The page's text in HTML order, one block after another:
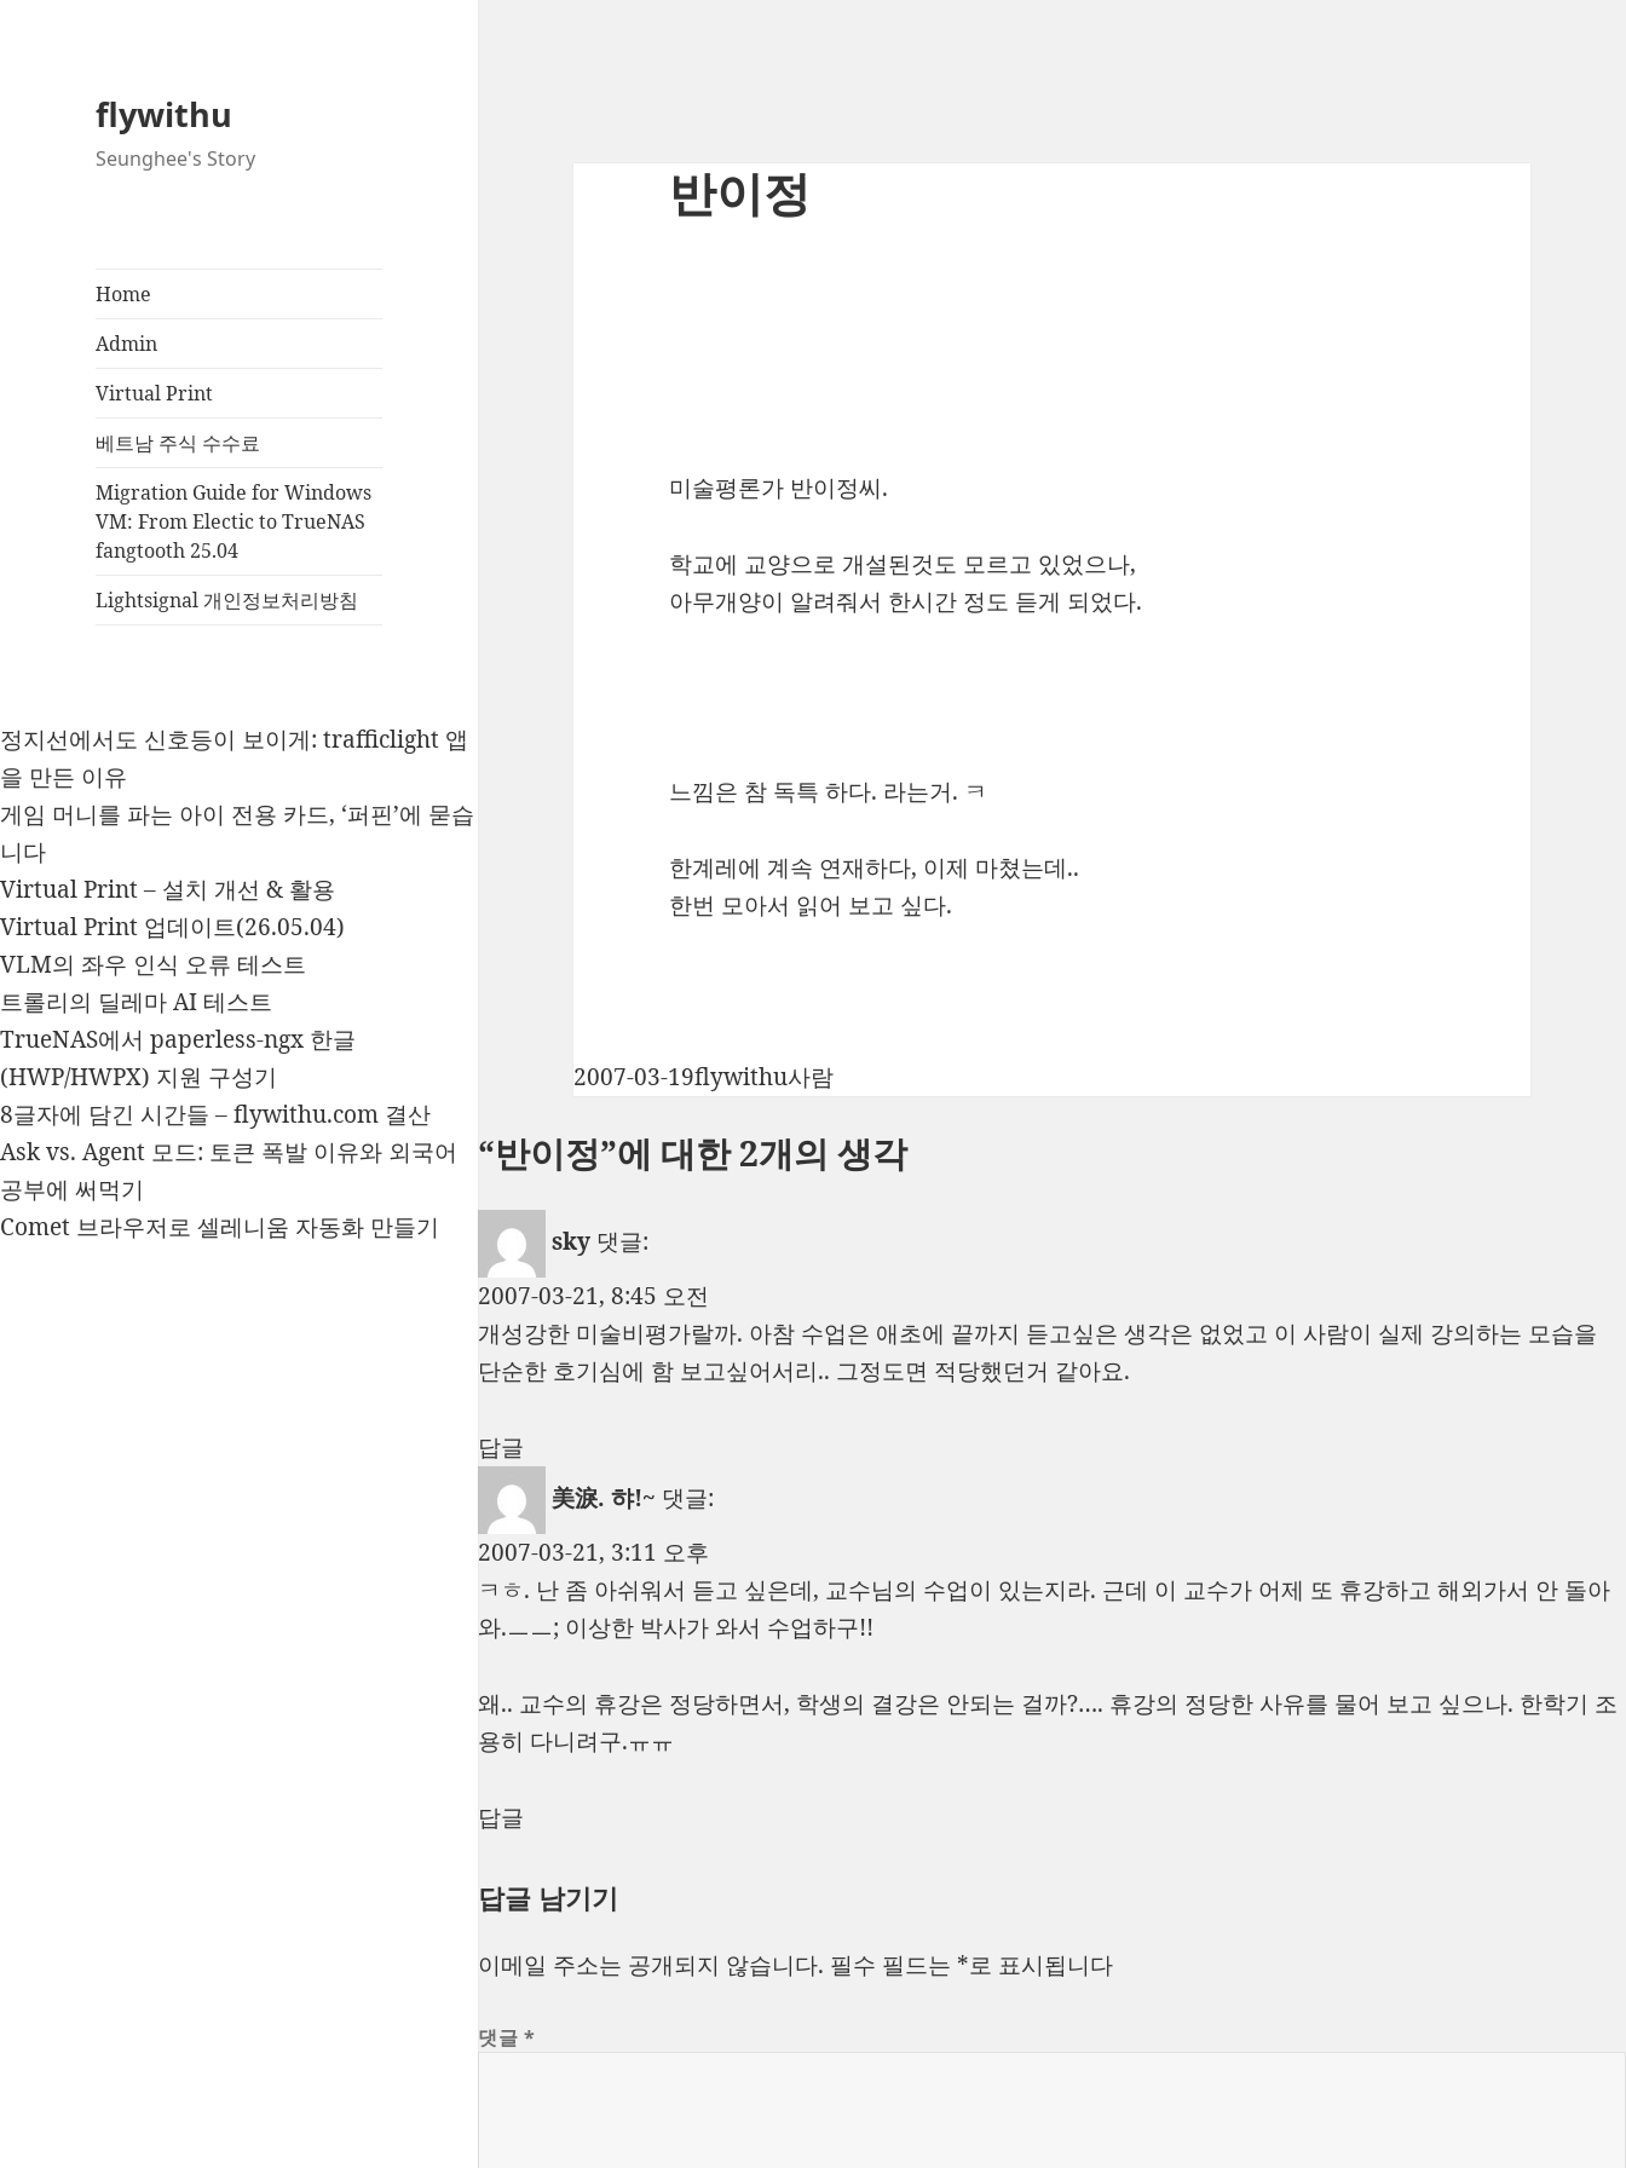
flywithu
Seunghee's Story
Home
Admin
Virtual Print
베트남 주식 수수료
Migration Guide for Windows
VM: From Electic to TrueNAS
fangtooth 25.04
Lightsignal 개인정보처리방침
정지선에서도 신호등이 보이게: trafficlight 앱
을 만든 이유
게임 머니를 파는 아이 전용 카드, ‘퍼핀’에 묻습
니다
Virtual Print – 설치 개선 & 활용
Virtual Print 업데이트(26.05.04)
VLM의 좌우 인식 오류 테스트
트롤리의 딜레마 AI 테스트
TrueNAS에서 paperless-ngx 한글
(HWP/HWPX) 지원 구성기
8글자에 담긴 시간들 – flywithu.com 결산
Ask vs. Agent 모드: 토큰 폭발 이유와 외국어
공부에 써먹기
Comet 브라우저로 셀레니움 자동화 만들기
반이정
미술평론가 반이정씨.
학교에 교양으로 개설된것도 모르고 있었으나,
아무개양이 알려줘서 한시간 정도 듣게 되었다.
느낌은 참 독특 하다. 라는거. ㅋ
한계레에 계속 연재하다, 이제 마쳤는데..
한번 모아서 읽어 보고 싶다.
작
일
2007-03-19글
이
flywithu카
고
사람
“반이정”에 대한 2개의 생각
sky 댓글:
2007-03-21, 8:45 오전
개성강한 미술비평가랄까. 아참 수업은 애초에 끝까지 듣고싶은 생각은 없었고 이 사람이 실제 강의하는 모습을
단순한 호기심에 함 보고싶어서리.. 그정도면 적당했던거 같아요.
답글
美淚. 햐!~ 댓글:
2007-03-21, 3:11 오후
ㅋㅎ. 난 좀 아쉬워서 듣고 싶은데, 교수님의 수업이 있는지라. 근데 이 교수가 어제 또 휴강하고 해외가서 안 돌아
와.ㅡㅡ; 이상한 박사가 와서 수업하구!!
왜.. 교수의 휴강은 정당하면서, 학생의 결강은 안되는 걸까?…. 휴강의 정당한 사유를 물어 보고 싶으나. 한학기 조
용히 다니려구.ㅠㅠ
답글
답글 남기기
이메일 주소는 공개되지 않습니다. 필수 필드는 *로 표시됩니다
댓글*